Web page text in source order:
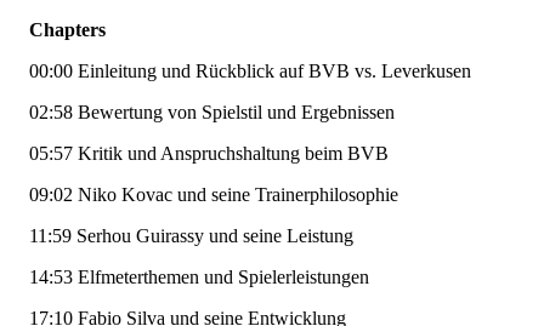
Chapters
00:00 Einleitung und Rückblick auf BVB vs. Leverkusen
02:58 Bewertung von Spielstil und Ergebnissen
05:57 Kritik und Anspruchshaltung beim BVB
09:02 Niko Kovac und seine Trainerphilosophie
11:59 Serhou Guirassy und seine Leistung
14:53 Elfmeterthemen und Spielerleistungen
17:10 Fabio Silva und seine Entwicklung